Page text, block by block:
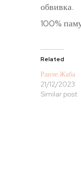
обвивка.
100%
Related
Ранче Жаба
21/12/2023
Similar post